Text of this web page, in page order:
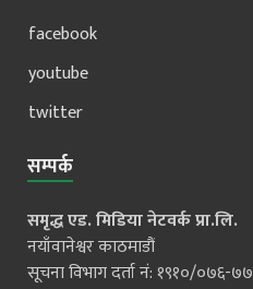
facebook
youtube
twitter
सम्पर्क
समृद्ध एड. मिडिया नेटवर्क प्रा.लि.
नयाँवानेश्वर काठमाडौं
सूचना विभाग दर्ता नं: १९१०/०७६-७७